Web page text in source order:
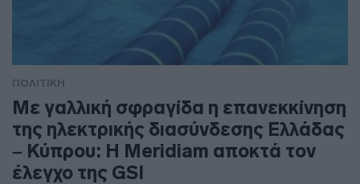
ΠΟΛΙΤΙΚΗ
Με γαλλική σφραγίδα η επανεκκίνηση
της ηλεκτρικής διασύνδεσης Ελλάδας
– Κύπρου: Η Meridiam αποκτά τον
έλεγχο της GSI